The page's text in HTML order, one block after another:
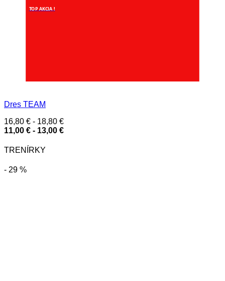
TOP AKCIA !
Dres TEAM
16,80 € - 18,80 €
11,00 € - 13,00 €
TRENÍRKY
- 29 %